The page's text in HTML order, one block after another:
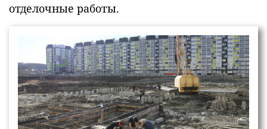
отделочные работы.